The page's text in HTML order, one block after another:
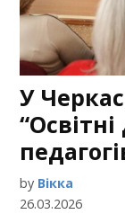
У
by Вікка
26.03.2026